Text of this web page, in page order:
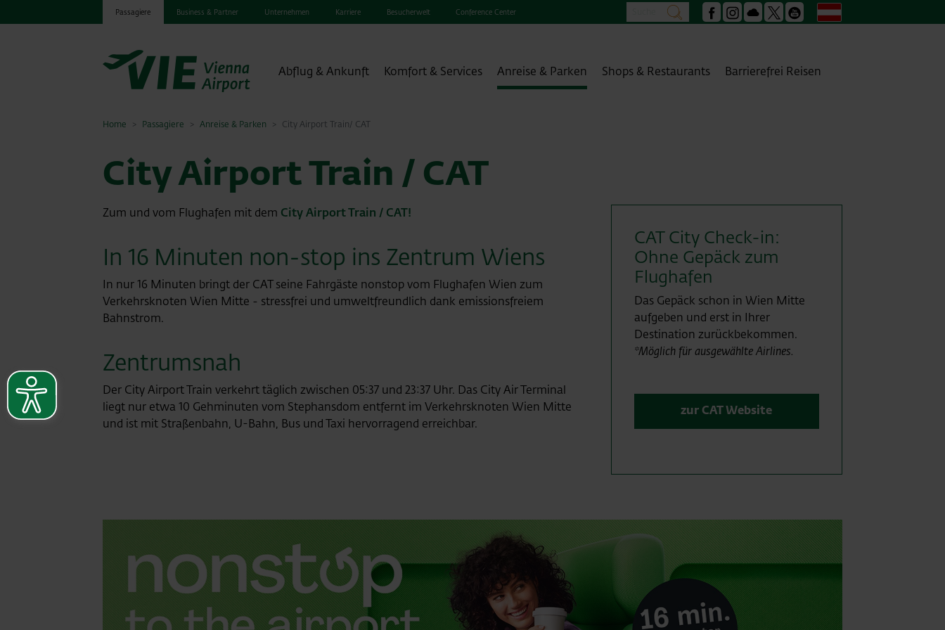
Passagiere Business & Partner Unternehmen Karriere Besucherwelt Conference Center suchen Facebook
Instagram
Podcast YoutubeDeutsch
Abflug & Ankunft Komfort & Services Anreise & Parken Shops & Restaurants Barrierefrei Reisen
Home Passagiere Anreise & Parken City Airport Train/ CAT
City Airport Train / CATOEGS-Info
Zum und vom Flughafen mit dem City Airport Train / CAT!
In 16 Minuten non-stop ins Zentrum Wiens
In nur 16 Minuten bringt der CAT seine Fahrgäste nonstop vom Flughafen Wien zum
Verkehrsknoten Wien Mitte - stressfrei und umweltfreundlich dank emissionsfreiem
Bahnstrom.
Zentrumsnah
Der City Airport Train verkehrt täglich zwischen 05:37 und 23:37 Uhr. Das City Air Terminal
liegt nur etwa 10 Gehminuten vom Stephansdom entfernt im Verkehrsknoten Wien Mitte
und ist mit Straßenbahn, U-Bahn, Bus und Taxi hervorragend erreichbar.
CAT City Check-in:
Ohne Gepäck zum
Flughafen
Das Gepäck schon in Wien Mitte
aufgeben und erst in Ihrer
Destination zurückbekommen.
*Möglich für ausgewählte Airlines.
zur CAT Website